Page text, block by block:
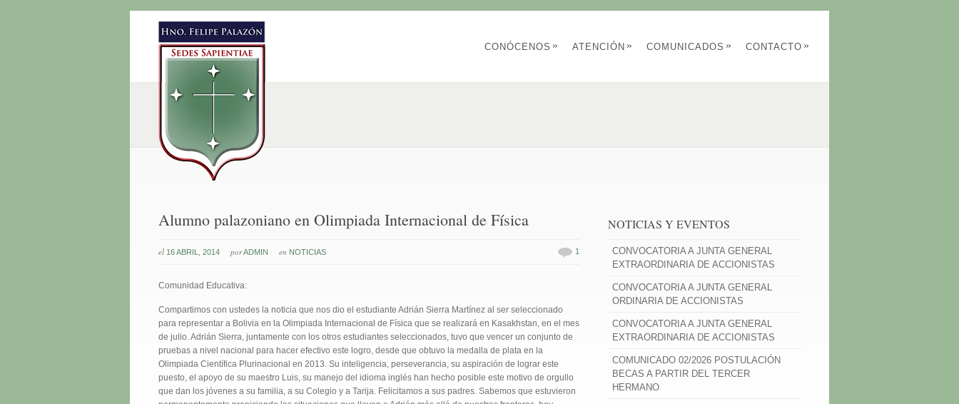
CONÓCENOS » ATENCIÓN » COMUNICADOS » CONTACTO »
Alumno palazoniano en Olimpiada Internacional de Física
el 16 ABRIL, 2014 porADMIN en NOTICIAS 1
Comunidad Educativa:
Compartimos con ustedes la noticia que nos dio el estudiante Adrián Sierra Martínez al ser seleccionado
para representar a Bolivia en la Olimpiada Internacional de Física que se realizará en Kasakhstan, en el mes
de julio. Adrián Sierra, juntamente con los otros estudiantes seleccionados, tuvo que vencer un conjunto de
pruebas a nivel nacional para hacer efectivo este logro, desde que obtuvo la medalla de plata en la
Olimpiada Científica Plurinacional en 2013. Su inteligencia, perseverancia, su aspiración de lograr este
puesto, el apoyo de su maestro Luis, su manejo del idioma inglés han hecho posible este motivo de orgullo
que dan los jóvenes a su familia, a su Colegio y a Tarija. Felicitamos a sus padres. Sabemos que estuvieron
NOTICIAS Y EVENTOS
CONVOCATORIA A JUNTA GENERAL
EXTRAORDINARIA DE ACCIONISTAS
CONVOCATORIA A JUNTA GENERAL
ORDINARIA DE ACCIONISTAS
CONVOCATORIA A JUNTA GENERAL
EXTRAORDINARIA DE ACCIONISTAS
COMUNICADO 02/2026 POSTULACIÓN
BECAS A PARTIR DEL TERCER
HERMANO